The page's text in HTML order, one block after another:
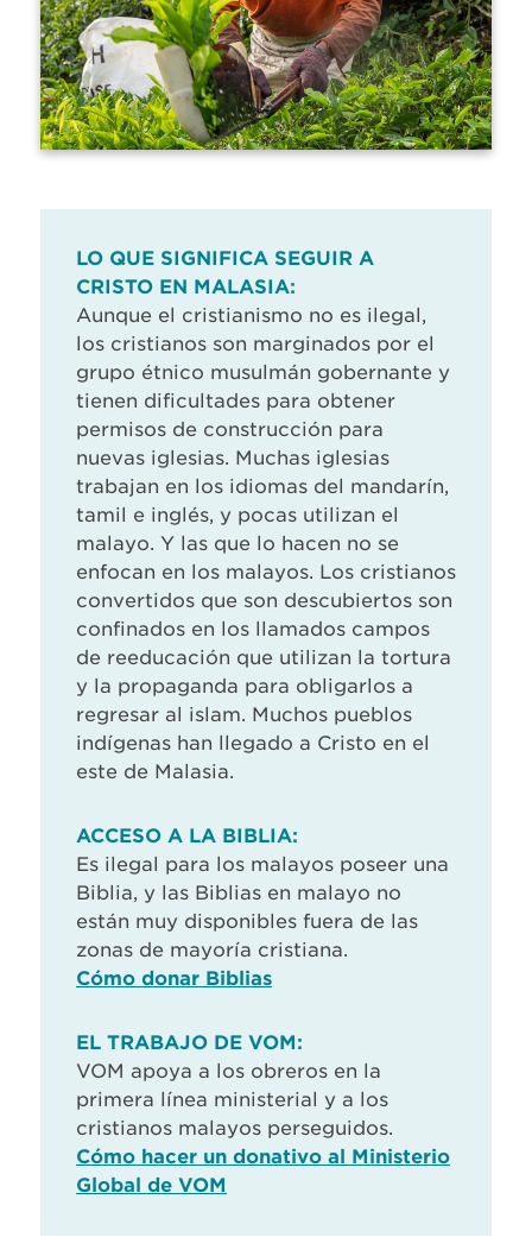
LO QUE SIGNIFICA SEGUIR A
CRISTO EN MALASIA:
Aunque el cristianismo no es ilegal,
los cristianos son marginados por el
grupo étnico musulmán gobernante y
tienen dificultades para obtener
permisos de construcción para
nuevas iglesias. Muchas iglesias
trabajan en los idiomas del mandarín,
tamil e inglés, y pocas utilizan el
malayo. Y las que lo hacen no se
enfocan en los malayos. Los cristianos
convertidos que son descubiertos son
confinados en los llamados campos
de reeducación que utilizan la tortura
y la propaganda para obligarlos a
regresar al islam. Muchos pueblos
indígenas han llegado a Cristo en el
este de Malasia.
ACCESO A LA BIBLIA:
Es ilegal para los malayos poseer una
Biblia, y las Biblias en malayo no
están muy disponibles fuera de las
zonas de mayoría cristiana.
Cómo donar Biblias
EL TRABAJO DE VOM:
VOM apoya a los obreros en la
primera línea ministerial y a los
cristianos malayos perseguidos.
Cómo hacer un donativo al Ministerio
Global de VOM